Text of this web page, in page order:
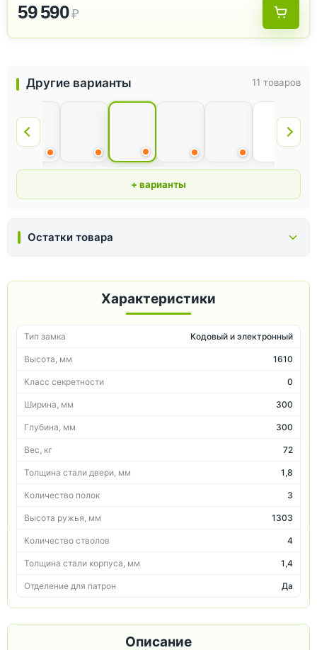
Другие варианты 11 товаров
+ варианты
59 590₽
Остатки товара
Описание
Характеристики
Тип замка Кодовый и электронный
Высота, мм 1610
Класс секретности 0
Ширина, мм 300
Глубина, мм 300
Вес, кг 72
Толщина стали двери, мм 1,8
Количество полок 3
Высота ружья, мм 1303
Количество стволов 4
Толщина стали корпуса, мм 1,4
Отделение для патрон Да